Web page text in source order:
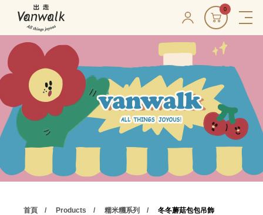
0
首頁 Products 糯米糰系列 冬冬蘑菇包包吊飾